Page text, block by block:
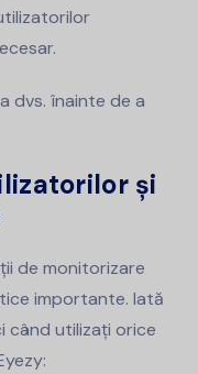
dvs. înainte de a
și
de monitorizare
importante. Iată
când utilizați orice